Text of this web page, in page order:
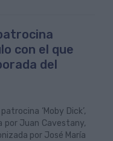
con el que
del
‘Moby Dick’,
por Juan Cavestany,
por José María